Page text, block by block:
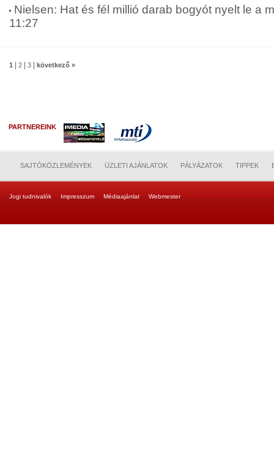
Nielsen: Hat és fél millió darab bogyót nyelt le a
11:27
1 2 3 következő »
PARTNEREINK
SAJTÓKÖZLEMÉNYEK ÜZLETI AJÁNLATOK PÁLYÁZATOK TIPPEK
Jogi tudnivalók Impresszum Médiaajánlat Webmester